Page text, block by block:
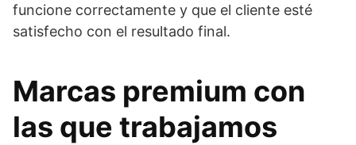
funcione correctamente y que el cliente esté
satisfecho con el resultado final.
Marcas premium con
las que trabajamos